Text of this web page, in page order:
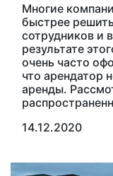
Многие
быстрее
сотрудников и
результате
очень часто
что арендатор
аренды.
14.12.2020